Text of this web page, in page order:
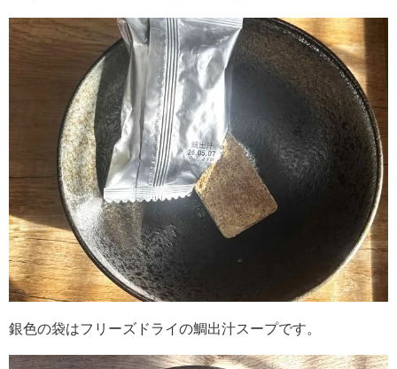
銀色の袋はフリーズドライの鯛出汁スープです。